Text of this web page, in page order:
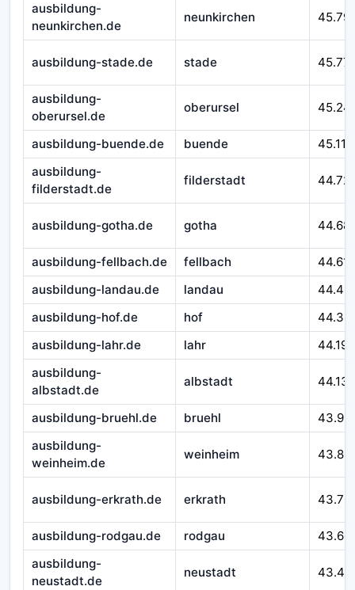
ausbildung-
neunkirchen.de
neunkirchen
ausbildung-stade.de stade
ausbildung-
oberursel.de
oberursel
ausbildung-buende.de buende
45.116
ausbildung-
filderstadt.de
filderstadt 44.721
ausbildung-gotha.de gotha
ausbildung-fellbach.de fellbach
44.611
ausbildung-landau.de
landau
ausbildung-hof.de
hof
ausbildung-lahr.de
lahr
44.195
ausbildung-
albstadt.de
albstadt 44.135
ausbildung-bruehl.de bruehl
ausbildung-
weinheim.de
weinheim
ausbildung-erkrath.de erkrath
ausbildung-rodgau.de rodgau
ausbildung-
neustadt.de
neustadt